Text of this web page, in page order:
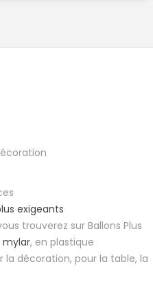
exigeants
trouverez sur Ballons Plus
mylar, en plastique
la décoration, pour la table, la